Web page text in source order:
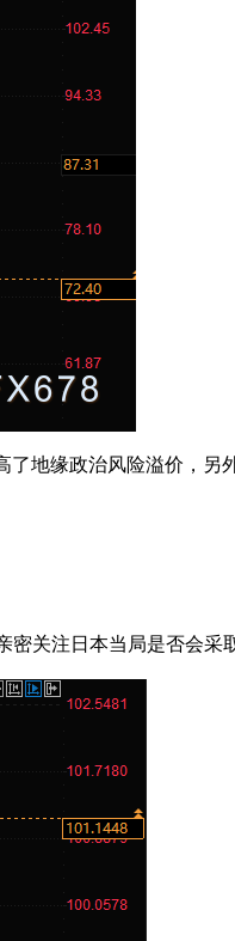
地缘政治风险溢价，另
关注日本当局是否会采